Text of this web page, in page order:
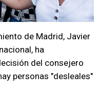
de Madrid, Javier
ha
del consejero
personas "desleales"